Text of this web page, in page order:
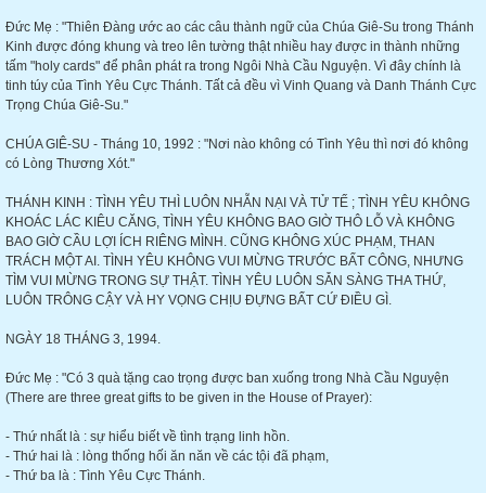
Đức Mẹ : "Thiên Đàng ước ao các câu thành ngữ của Chúa Giê-Su trong Thánh
Kinh được đóng khung và treo lên tường thật nhiều hay được in thành những
tấm "holy cards" để phân phát ra trong Ngôi Nhà Cầu Nguyện. Vì đây chính là
tinh túy của Tình Yêu Cực Thánh. Tất cả đều vì Vinh Quang và Danh Thánh Cực
Trọng Chúa Giê-Su."
CHÚA GIÊ-SU - Tháng 10, 1992 : "Nơi nào không có Tình Yêu thì nơi đó không
có Lòng Thương Xót."
THÁNH KINH : TÌNH YÊU THÌ LUÔN NHẪN NẠI VÀ TỬ TẾ ; TÌNH YÊU KHÔNG
KHOÁC LÁC KIÊU CĂNG, TÌNH YÊU KHÔNG BAO GIỜ THÔ LỖ VÀ KHÔNG
BAO GIỜ CẦU LỢI ÍCH RIÊNG MÌNH. CŨNG KHÔNG XÚC PHẠM, THAN
TRÁCH MỘT AI. TÌNH YÊU KHÔNG VUI MỪNG TRƯỚC BẤT CÔNG, NHƯNG
TÌM VUI MỪNG TRONG SỰ THẬT. TÌNH YÊU LUÔN SẴN SÀNG THA THỨ,
LUÔN TRÔNG CẬY VÀ HY VỌNG CHỊU ĐỰNG BẤT CỨ ĐIỀU GÌ.
NGÀY 18 THÁNG 3, 1994.
Đức Mẹ : "Có 3 quà tặng cao trọng được ban xuống trong Nhà Cầu Nguyện
(There are three great gifts to be given in the House of Prayer):
- Thứ nhất là : sự hiểu biết về tình trạng linh hồn.
- Thứ hai là : lòng thống hối ăn năn về các tội đã phạm,
- Thứ ba là : Tình Yêu Cực Thánh.